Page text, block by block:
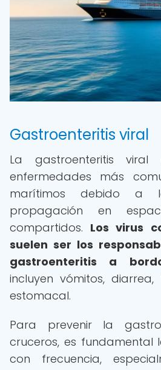
Gastroenteritis viral
La gastroenteritis
enfermedades más
marítimos debido a
propagación en
compartidos. Los virus
suelen ser los
gastroenteritis a
incluyen vómitos,
estomacal.
Para prevenir la
cruceros, es fundamental
con frecuencia,